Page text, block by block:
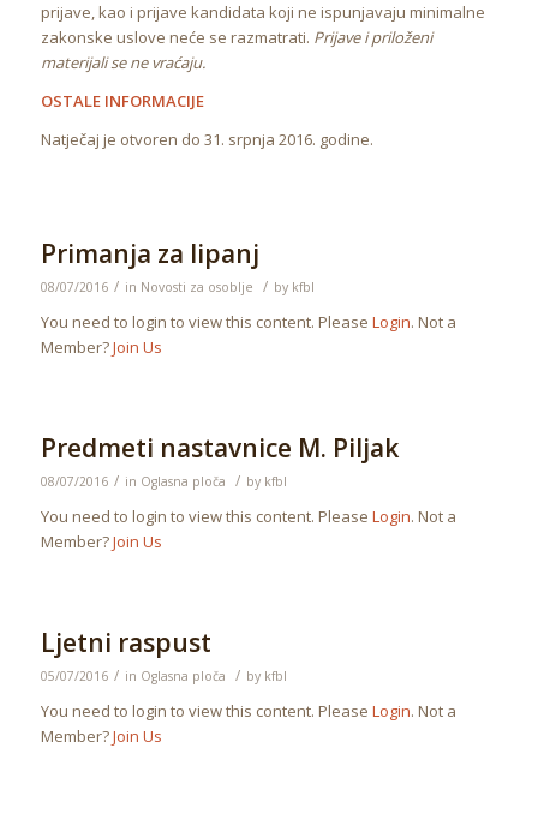
prijave, kao i prijave kandidata koji ne ispunjavaju minimalne
zakonske uslove neće se razmatrati. Prijave i priloženi
materijali se ne vraćaju.
OSTALE INFORMACIJE
Natječaj je otvoren do 31. srpnja 2016. godine.
Primanja za lipanj
08/07/2016 / in Novosti za osoblje / by kfbl
You need to login to view this content. Please Login. Not a
Member?Join Us
Predmeti nastavnice M. Piljak
08/07/2016 / in Oglasna ploča / by kfbl
You need to login to view this content. Please Login. Not a
Member?Join Us
Ljetni raspust
05/07/2016 / in Oglasna ploča / by kfbl
You need to login to view this content. Please Login. Not a
Member?Join Us